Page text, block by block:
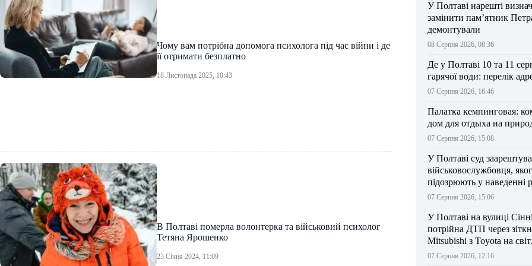
Чому вам потрібна допомога психолога під час війни і де
її отримати безплатно
18 Листопада 2025, 10:43
В Полтаві померла волонтерка та військовий психолог
Тетяна Ярошенко
23 Січня 2024, 11:09
У Полтаві нарешті
замінити пам’ятник
демонтували
08 Серпня 2026, 08:36
Де у Полтаві 10 та 11
гарячої води: перелік
07 Серпня 2026, 16:46
Палатка кемпинговая:
дом для отдыха на
07 Серпня 2026, 15:08
У Полтаві суд
військовослужбовця,
підозрюють у наведенні
БпЛА на власний
07 Серпня 2026, 15:06
У Полтаві на вулиці
потрійна ДТП через
Mitsubishi з Toyota на
07 Серпня 2026, 12:16